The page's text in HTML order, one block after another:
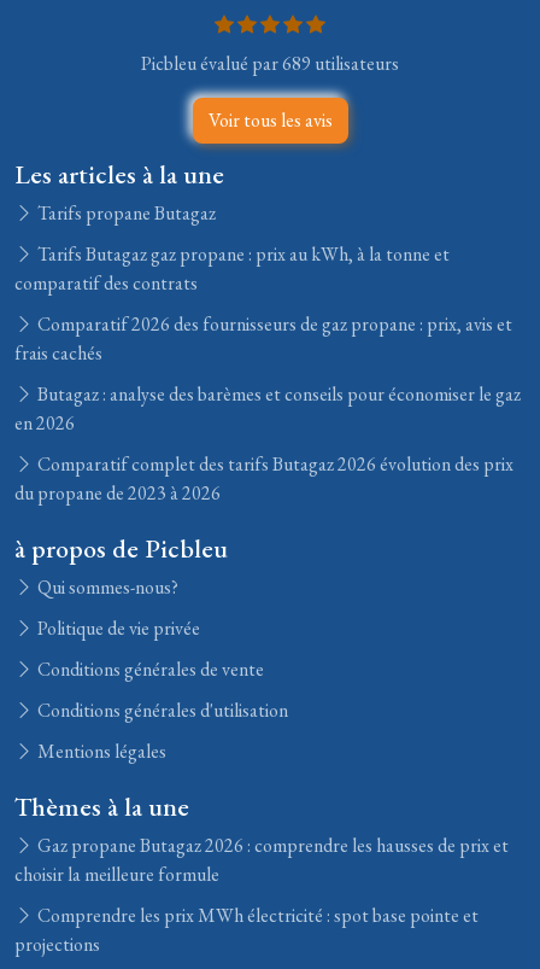
Picbleu évalué par 689 utilisateurs
Voir tous les avis
Les articles à la une
Tarifs propane Butagaz
Tarifs Butagaz gaz propane : prix au kWh, à la tonne et
comparatif des contrats
Comparatif 2026 des fournisseurs de gaz propane : prix, avis et
frais cachés
Butagaz : analyse des barèmes et conseils pour économiser le gaz
en 2026
Comparatif complet des tarifs Butagaz 2026 évolution des prix
du propane de 2023 à 2026
à propos de Picbleu
Qui sommes-nous?
Politique de vie privée
Conditions générales de vente
Conditions générales d'utilisation
Mentions légales
Thèmes à la une
Gaz propane Butagaz 2026 : comprendre les hausses de prix et
choisir la meilleure formule
Comprendre les prix MWh électricité : spot base pointe et
projections